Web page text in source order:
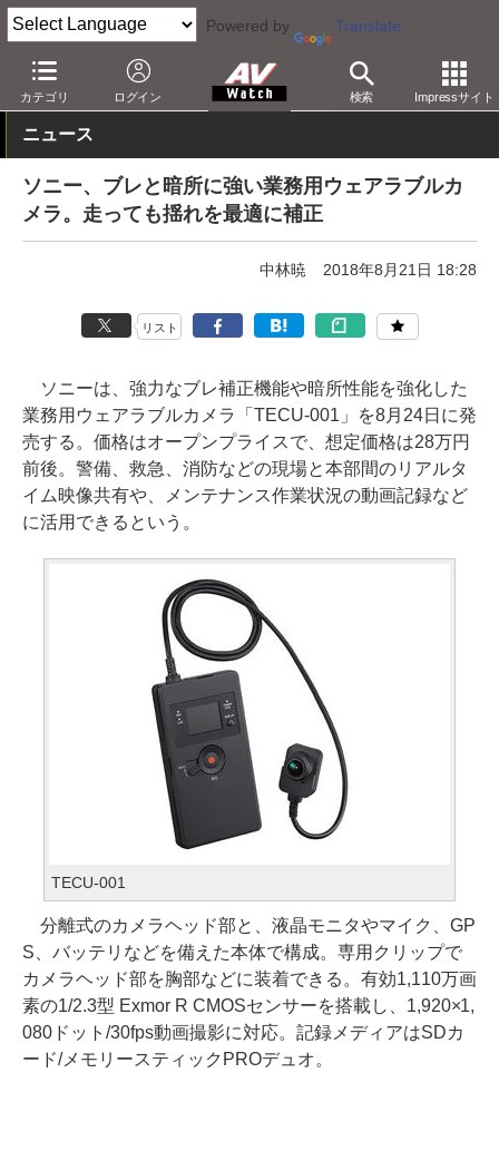
Powered by Translate
カテゴリ ログイン 検索 Impressサイト
AV Watch 製品 ビデオカメラ ソニー
ニュース
ソニー、ブレと暗所に強い業務用ウェアラブルカ
メラ。走っても揺れを最適に補正
中林暁 2018年8月21日 18:28
リスト
ソニーは、強力なブレ補正機能や暗所性能を強化した
業務用ウェアラブルカメラ「TECU-001」を8月24日に発
売する。価格はオープンプライスで、想定価格は28万円
前後。警備、救急、消防などの現場と本部間のリアルタ
イム映像共有や、メンテナンス作業状況の動画記録など
に活用できるという。
TECU-001
分離式のカメラヘッド部と、液晶モニタやマイク、GP
S、バッテリなどを備えた本体で構成。専用クリップで
カメラヘッド部を胸部などに装着できる。有効1,110万画
素の1/2.3型 Exmor R CMOSセンサーを搭載し、1,920×1,
080ドット/30fps動画撮影に対応。記録メディアはSDカ
ード/メモリースティックPROデュオ。